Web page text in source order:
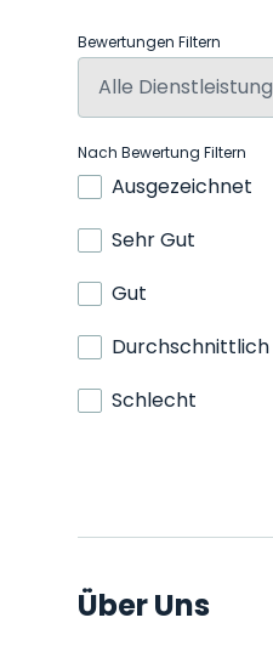
Bewertungen Filtern
Nach Bewertung Filtern
Ausgezeichnet
Sehr Gut
Gut
Durchschnittlich
Schlecht
Über Uns